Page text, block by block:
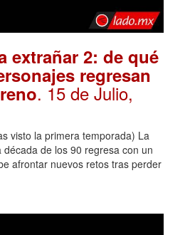
extrañar 2: de qué
regresan
. 15 de Julio,
visto la primera temporada) La
de los 90 regresa con un
afrontar nuevos retos tras perder